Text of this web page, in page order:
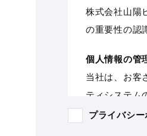
株式会社山陽
の重要性の認
個人情報の管
当社は、お客
ティシステム
プライバシ